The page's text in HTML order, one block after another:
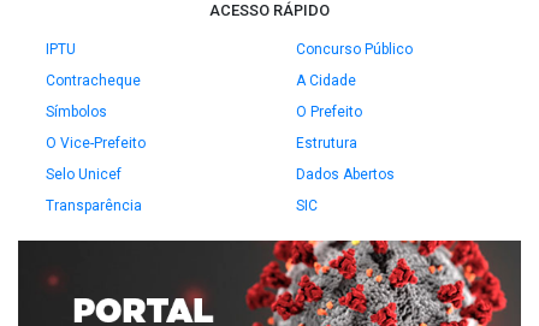
ACESSO RÁPIDO
IPTU
Concurso Público
Contracheque
A Cidade
Símbolos
O Prefeito
O Vice-Prefeito
Estrutura
Selo Unicef
Dados Abertos
Transparência
SIC